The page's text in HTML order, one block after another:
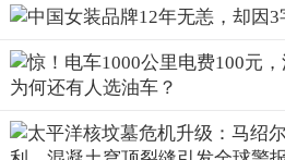
库存仅余23天的用量；一边是法
省数百万公顷待施肥的麦田，静
鲁塞尔决策层此时才如梦初醒：
链重构，正以最直接的方式转化
耕的错失，不仅意味着当季收成